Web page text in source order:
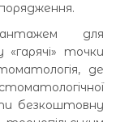
для
«гарячі» точки
де
безкоштовну